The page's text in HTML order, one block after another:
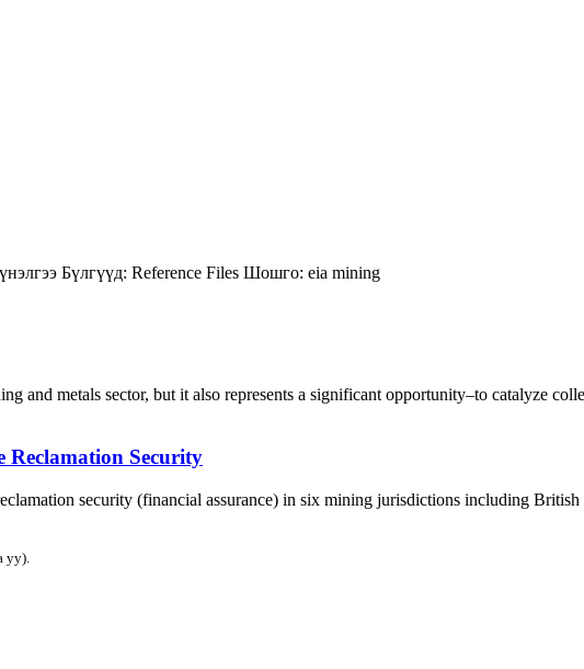
Бүлгүүд: Reference Files Шошго: eia mining
and metals sector, but it also represents a significant opportunity–to catalyze
Reclamation Security
security (financial assurance) in six mining jurisdictions including
уу).